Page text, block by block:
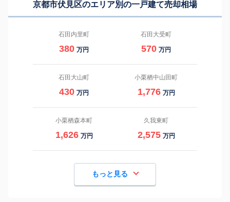
京都市伏見区のエリア別の一戸建て売却相場
石田内里町
380 万円
石田大受町
570 万円
石田大山町
430 万円
小栗栖中山田町
1,776 万円
小栗栖森本町
1,626 万円
久我東町
2,575 万円
もっと見る